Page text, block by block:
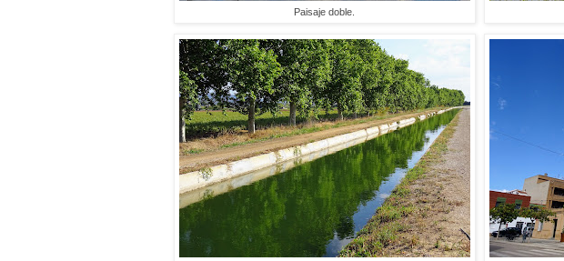
Paisaje doble.